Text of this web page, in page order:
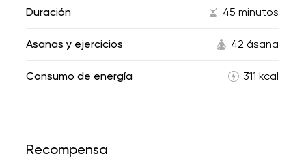
Duración 45 minutos
Asanas y ejercicios 42 ásana
Consumo de energía 311 kcal
Recompensa